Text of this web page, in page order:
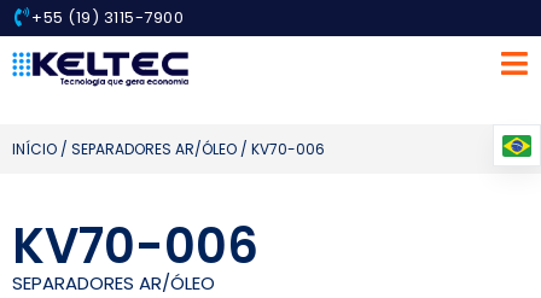
+55 (19) 3115-7900
INÍCIO / SEPARADORES AR/ÓLEO / KV70-006
KV70-006
SEPARADORES AR/ÓLEO